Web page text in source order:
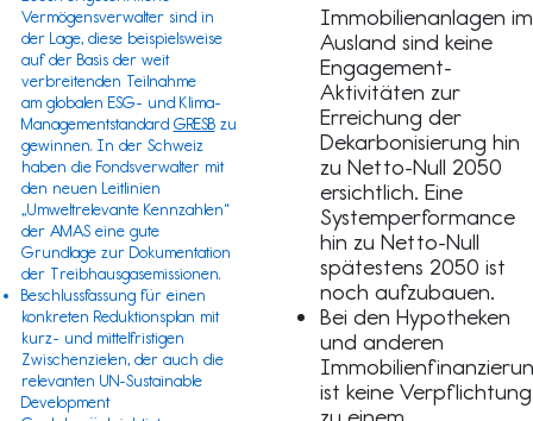
Vermögensverwalter sind in
der Lage, diese beispielsweise
auf der Basis der weit
verbreitenden Teilnahme
am globalen ESG- und Klima-
Managementstandard GRESBzu
gewinnen. In der Schweiz
haben die Fondsverwalter mit
den neuen Leitlinien
„Umweltrelevante Kennzahlen“
der AMASeine gute
Grundlage zur Dokumentation
der Treibhausgasemissionen.
Beschlussfassung für einen
konkreten Reduktionsplan mit
kurz- und mittelfristigen
Zwischenzielen, der auch die
relevanten UN-Sustainable
Development
Immobilienanlagen im
Ausland sind keine
Engagement-
Aktivitäten zur
Erreichung der
Dekarbonisierung hin
zu Netto-Null 2050
ersichtlich. Eine
Systemperformance
hin zu Netto-Null
spätestens 2050 ist
noch aufzubauen.
Bei den Hypotheken
und anderen
ist keine Verpflichtung